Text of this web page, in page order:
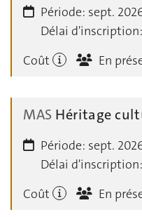
Période: sept.
Délai d'inscription:
Coût
En
MAS Héritage
Période: sept.
Délai d'inscription:
Coût
En